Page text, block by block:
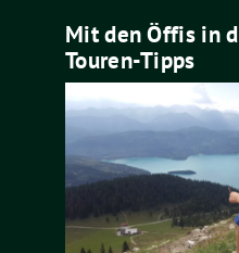
Mit den Öffis in
Touren-Tipps